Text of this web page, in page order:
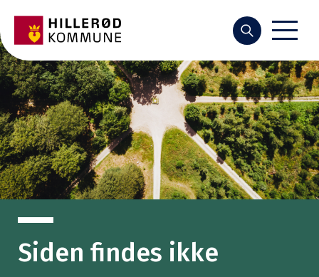
Søg
Siden findes ikke